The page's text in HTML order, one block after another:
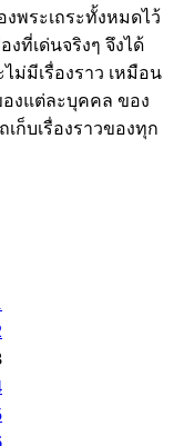
พระเถระทั้งหมดไว้
งที่เด่นจริงๆ จึงได้
ม่มีเรื่องราว เหมือน
งแต่ละบุคคล ของ
ก็บเรื่องราวของทุก